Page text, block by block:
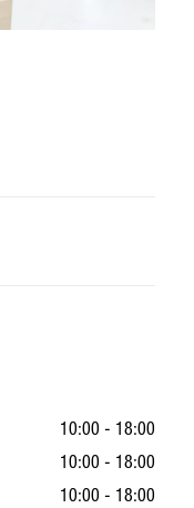
10:00 - 18:00
10:00 - 18:00
10:00 - 18:00